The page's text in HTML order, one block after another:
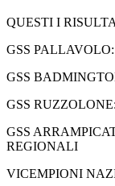
QUESTI I
GSS
GSS
GSS
GSS
REGIONALI
VICEMPIONI